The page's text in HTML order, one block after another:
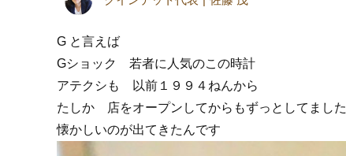
G と言えば
Gショック 若者に人気のこの時計
アテクシも 以前１９９４ねんから
たしか 店をオープンしてからもずっとしてました
懐かしいのが出てきたんです